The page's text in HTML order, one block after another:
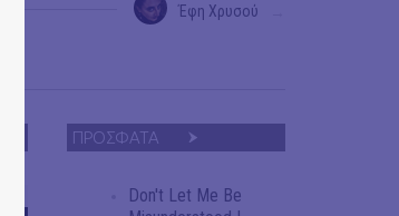
Έφη Χρυσού
ΠΡΟΣΦΑΤΑ
Don't Let Me Be